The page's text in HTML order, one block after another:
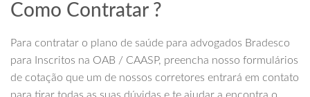
Como Contratar ?
Para contratar o plano de saúde para advogados Bradesco
para Inscritos na OAB / CAASP, preencha nosso formulários
de cotação que um de nossos corretores entrará em contato